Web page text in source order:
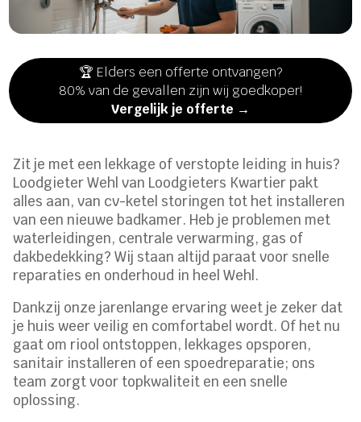
🏆 Elders een offerte ontvangen?
80% van de gevallen zijn wij goedkoper!
Vergelijk je offerte →
Zit je met een lekkage of verstopte leiding in huis?
Loodgieter Wehl van Loodgieters Kwartier pakt
alles aan, van cv-ketel storingen tot het installeren
van een nieuwe badkamer. Heb je problemen met
waterleidingen, centrale verwarming, gas of
dakbedekking? Wij staan altijd paraat voor snelle
reparaties en onderhoud in heel Wehl.
Dankzij onze jarenlange ervaring weet je zeker dat
je huis weer veilig en comfortabel wordt. Of het nu
gaat om riool ontstoppen, lekkages opsporen,
sanitair installeren of een spoedreparatie; ons
team zorgt voor topkwaliteit en een snelle
oplossing.